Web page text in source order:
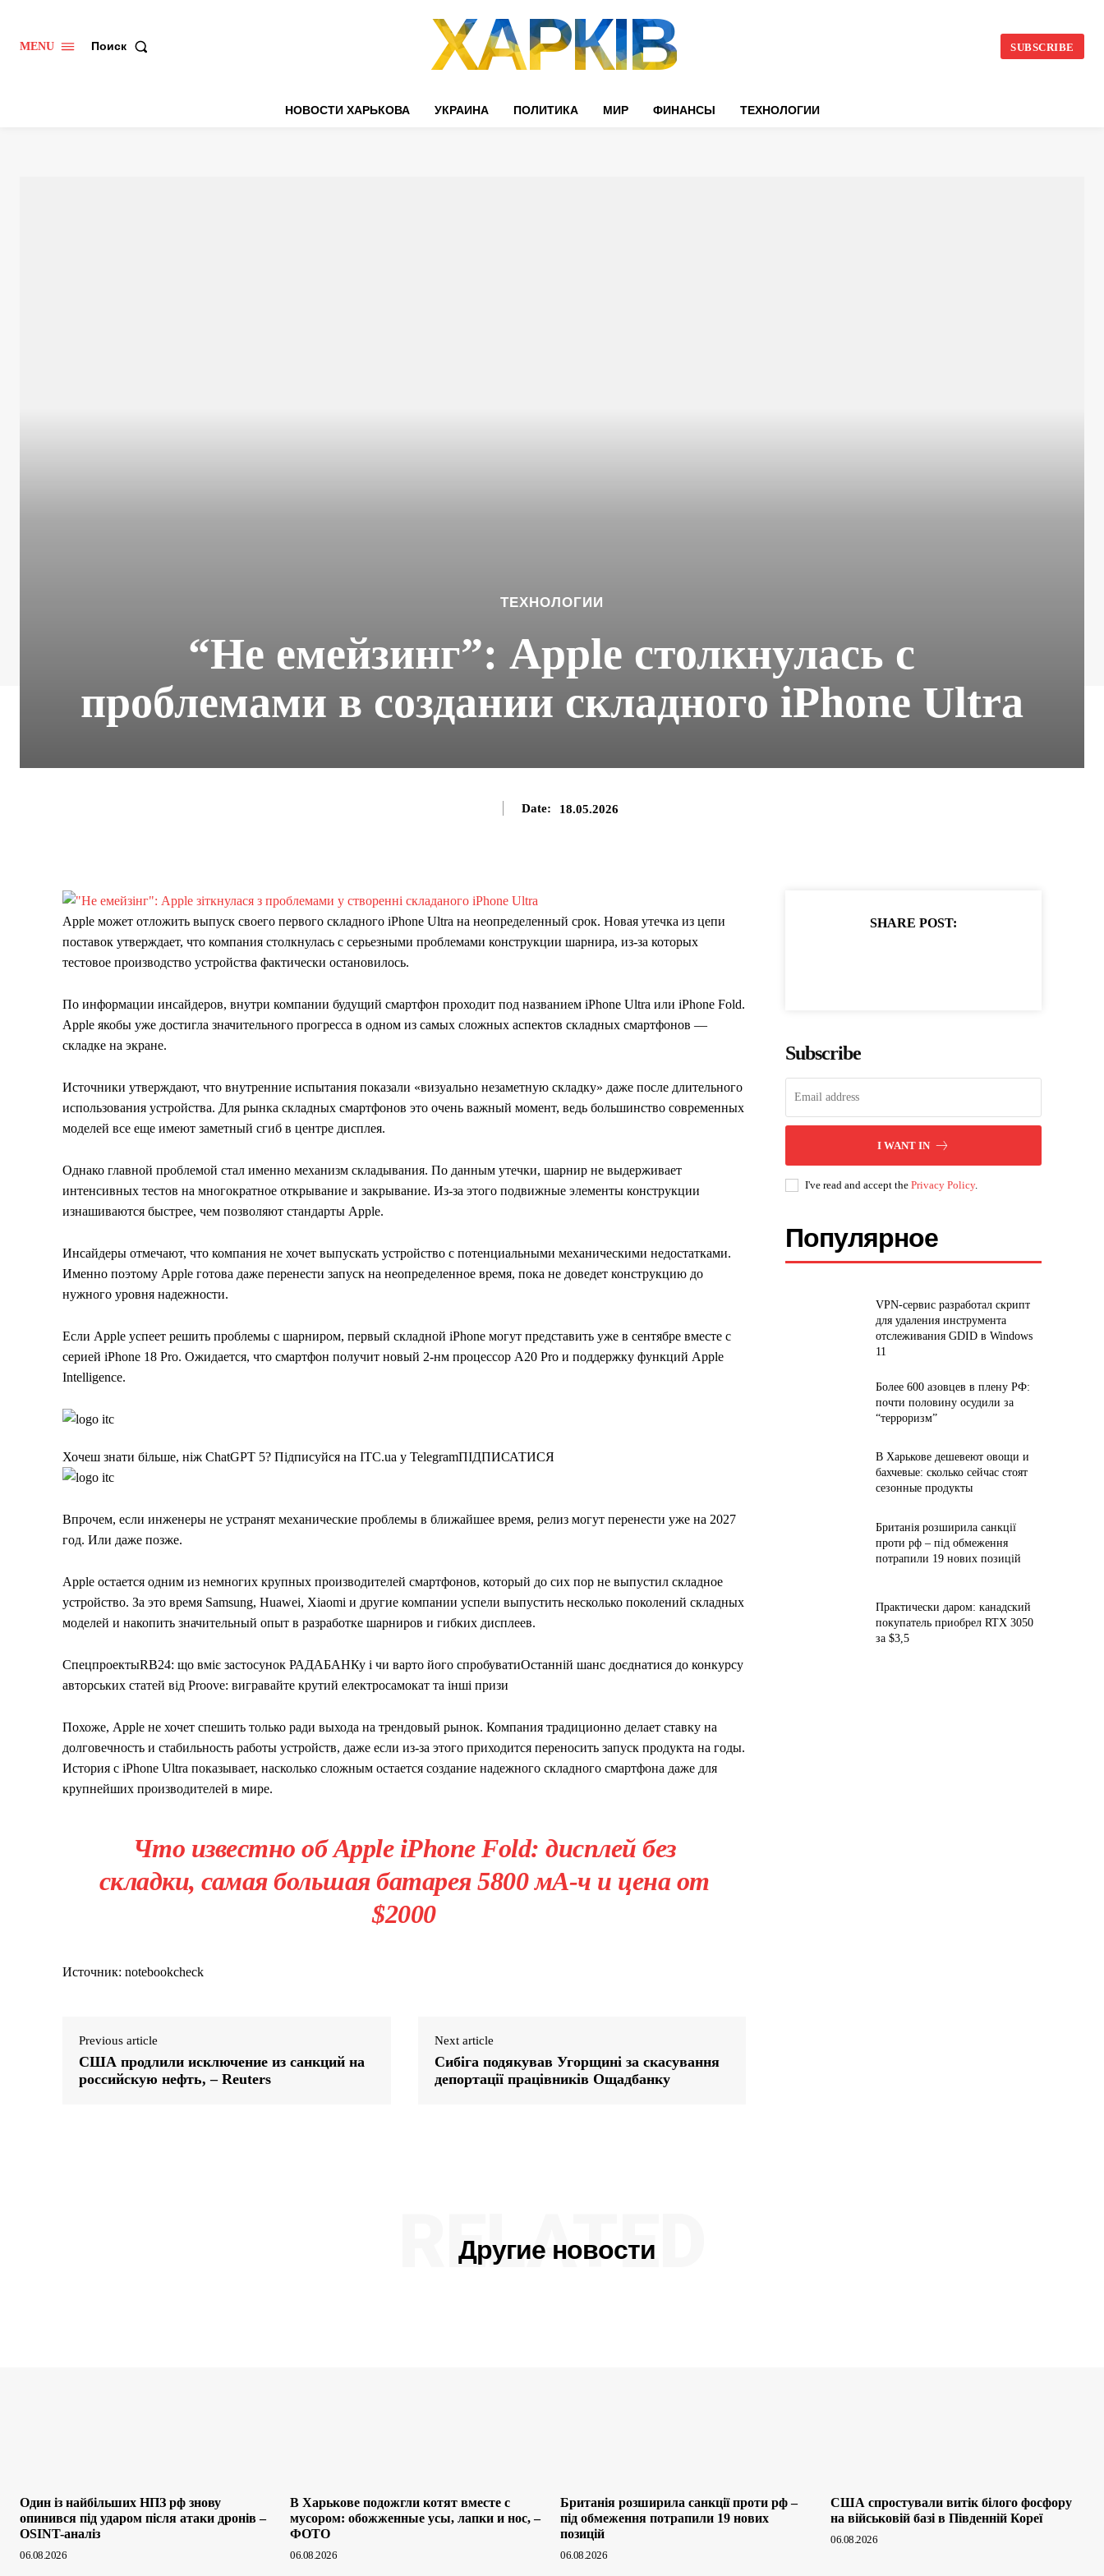
MENU Поиск ХАРКІВ SUBSCRIBE
НОВОСТИ ХАРЬКОВА УКРАИНА ПОЛИТИКА МИР ФИНАНСЫ ТЕХНОЛОГИИ
ТЕХНОЛОГИИ
“Не емейзинг”: Apple столкнулась с
проблемами в создании складного iPhone Ultra
Date: 18.05.2026
Apple может отложить выпуск своего первого складного iPhone Ultra на неопределенный срок. Новая утечка из цепи
поставок утверждает, что компания столкнулась с серьезными проблемами конструкции шарнира, из-за которых
тестовое производство устройства фактически остановилось.
По информации инсайдеров, внутри компании будущий смартфон проходит под названием iPhone Ultra или iPhone Fold.
Apple якобы уже достигла значительного прогресса в одном из самых сложных аспектов складных смартфонов —
складке на экране.
Источники утверждают, что внутренние испытания показали «визуально незаметную складку» даже после длительного
использования устройства. Для рынка складных смартфонов это очень важный момент, ведь большинство современных
моделей все еще имеют заметный сгиб в центре дисплея.
Однако главной проблемой стал именно механизм складывания. По данным утечки, шарнир не выдерживает
интенсивных тестов на многократное открывание и закрывание. Из-за этого подвижные элементы конструкции
изнашиваются быстрее, чем позволяют стандарты Apple.
Инсайдеры отмечают, что компания не хочет выпускать устройство с потенциальными механическими недостатками.
Именно поэтому Apple готова даже перенести запуск на неопределенное время, пока не доведет конструкцию до
нужного уровня надежности.
Если Apple успеет решить проблемы с шарниром, первый складной iPhone могут представить уже в сентябре вместе с
серией iPhone 18 Pro. Ожидается, что смартфон получит новый 2-нм процессор A20 Pro и поддержку функций Apple
Intelligence.
Хочеш знати більше, ніж ChatGPT 5? Підписуйся на ITC.ua у TelegramПІДПИСАТИСЯ
Впрочем, если инженеры не устранят механические проблемы в ближайшее время, релиз могут перенести уже на 2027
год. Или даже позже.
Apple остается одним из немногих крупных производителей смартфонов, который до сих пор не выпустил складное
устройство. За это время Samsung, Huawei, Xiaomi и другие компании успели выпустить несколько поколений складных
моделей и накопить значительный опыт в разработке шарниров и гибких дисплеев.
СпецпроектыRB24: що вміє застосунок РАДАБАНКу і чи варто його спробуватиОстанній шанс доєднатися до конкурсу
авторських статей від Proove: вигравайте крутий електросамокат та інші призи
Похоже, Apple не хочет спешить только ради выхода на трендовый рынок. Компания традиционно делает ставку на
долговечность и стабильность работы устройств, даже если из-за этого приходится переносить запуск продукта на годы.
История с iPhone Ultra показывает, насколько сложным остается создание надежного складного смартфона даже для
крупнейших производителей в мире.
Что известно об Apple iPhone Fold: дисплей без
складки, самая большая батарея 5800 мА-ч и цена от
$2000
Источник: notebookcheck
Previous article
США продлили исключение из санкций на
российскую нефть, – Reuters
Next article
Сибіга подякував Угорщині за скасування
депортації працівників Ощадбанку
SHARE POST:
Subscribe
I WANT IN
I've read and accept thePrivacy Policy.
Популярное
VPN-сервис разработал скрипт
для удаления инструмента
отслеживания GDID в Windows
11
Более 600 азовцев в плену РФ:
почти половину осудили за
“терроризм”
В Харькове дешевеют овощи и
бахчевые: сколько сейчас стоят
сезонные продукты
Британія розширила санкції
проти рф – під обмеження
потрапили 19 нових позицій
Практически даром: канадский
покупатель приобрел RTX 3050
за $3,5
Другие новости
RELATED
Один із найбільших НПЗ рф знову
опинився під ударом після атаки дронів –
OSINT-аналіз
06.08.2026
В Харькове подожгли котят вместе с
мусором: обожженные усы, лапки и нос, –
ФОТО
06.08.2026
Британія розширила санкції проти рф –
під обмеження потрапили 19 нових
позицій
06.08.2026
США спростували витік білого фосфору
на військовій базі в Південній Кореї
06.08.2026